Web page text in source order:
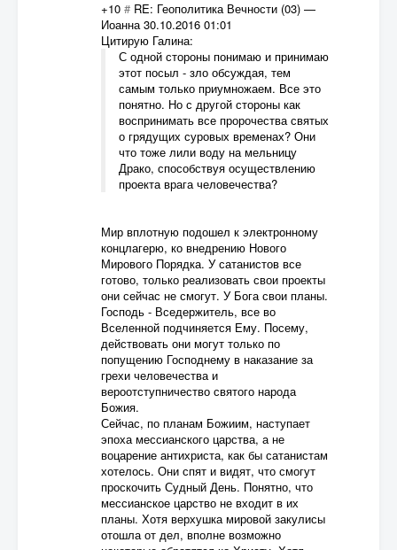
+10 # RE: Геополитика Вечности (03)—
Иоанна 30.10.2016 01:01
Цитирую Галина:
С одной стороны понимаю и принимаю
этот посыл - зло обсуждая, тем
самым только приумножаем. Все это
понятно. Но с другой стороны как
воспринимать все пророчества святых
о грядущих суровых временах? Они
что тоже лили воду на мельницу
Драко, способствуя осуществлению
проекта врага человечества?
Мир вплотную подошел к электронному
концлагерю, ко внедрению Нового
Мирового Порядка. У сатанистов все
готово, только реализовать свои проекты
они сейчас не смогут. У Бога свои планы.
Господь - Вседержитель, все во
Вселенной подчиняется Ему. Посему,
действовать они могут только по
попущению Господнему в наказание за
грехи человечества и
вероотступничество святого народа
Божия.
Сейчас, по планам Божиим, наступает
эпоха мессианского царства, а не
воцарение антихриста, как бы сатанистам
хотелось. Они спят и видят, что смогут
проскочить Судный День. Понятно, что
мессианское царство не входит в их
планы. Хотя верхушка мировой закулисы
отошла от дел, вполне возможно